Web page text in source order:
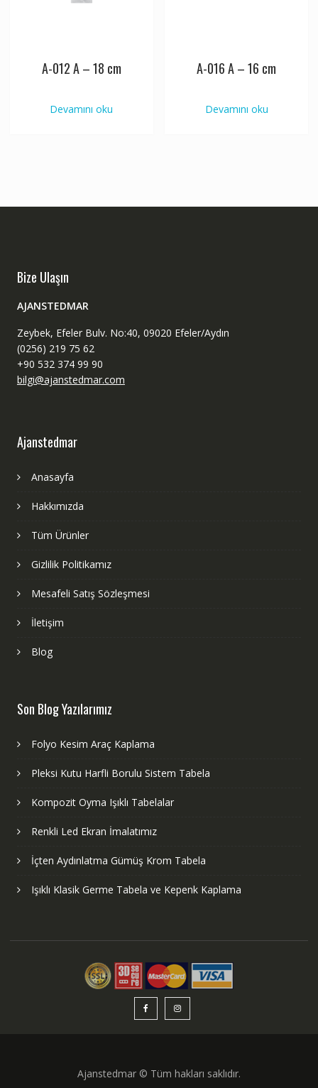
A-012 A – 18 cm
Devamını oku
A-016 A – 16 cm
Devamını oku
Bize Ulaşın
AJANSTEDMAR
Zeybek, Efeler Bulv. No:40, 09020 Efeler/Aydın
(0256) 219 75 62
+90 532 374 99 90
bilgi@ajanstedmar.com
Ajanstedmar
Anasayfa
Hakkımızda
Tüm Ürünler
Gizlilik Politikamız
Mesafeli Satış Sözleşmesi
İletişim
Blog
Son Blog Yazılarımız
Folyo Kesim Araç Kaplama
Pleksi Kutu Harfli Borulu Sistem Tabela
Kompozit Oyma Işıklı Tabelalar
Renkli Led Ekran İmalatımız
İçten Aydınlatma Gümüş Krom Tabela
Işıklı Klasik Germe Tabela ve Kepenk Kaplama
Ajanstedmar © Tüm hakları saklıdır.